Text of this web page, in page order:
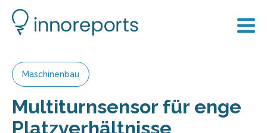
Maschinenbau
Multiturnsensor für enge
Platzverhältnisse